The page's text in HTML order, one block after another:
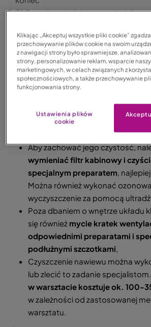
FAQ – odpowiedzi na pytania, jak
Czyszczenie nawiewu – co warto
Zanieczyszczony nawiew w aucie
dla zdrowia i samopoczucia
pasażerów. Powoduje ponadto
w pojeździe oraz często także
Aby zachować jego czystość,
wymieniać filtr kabinowy i
specjalnym preparatem,
Można również wykonać
wyczyszczenie za pomocą
Poza dbaniem o wnętrze układu
się również mycie kratek
odpowiednimi preparatami i
podłużnymi szczotkami,
Czyszczenie nawiewu można
lub zlecić to zadanie specjalistom.
w warsztacie kosztuje ok. 100-
w zależności od zastosowanej
warsztatu.
Klikając „Akceptuj wszystkie pliki cookie”
przechowywanie plików cookie na swoim
z nawigacji strony było sprawniejsze,
strony, personalizowanie reklam, wsparcie
marketingowych, w celach związanych z
społecznościowych, a także przechowywanie
funkcjonowania strony.
Ustawienia plików
cookie